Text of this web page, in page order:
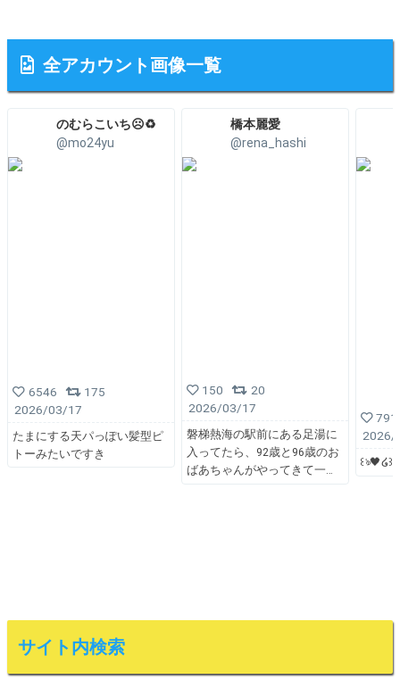
全アカウント画像一覧
のむらこいち☹️♻️
@mo24yu
6546
175
2026/03/17
たまにする天パっぽい髪型ピ
トーみたいですき
橋本麗愛
@rena_hashi
150
20
2026/03/17
磐梯熱海の駅前にある足湯に
入ってたら、92歳と96歳のお
ばあちゃんがやってきて一
791
2026/
꒰ঌ🖤໒꒱
サイト内検索